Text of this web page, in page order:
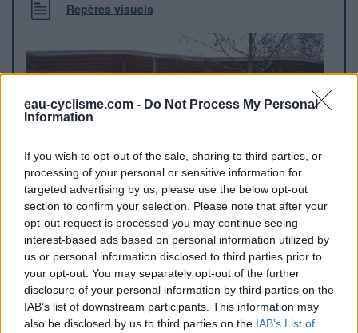
eau-cyclisme.com - Do Not Process My Personal
Information
If you wish to opt-out of the sale, sharing to third parties, or
processing of your personal or sensitive information for
targeted advertising by us, please use the below opt-out
section to confirm your selection. Please note that after your
opt-out request is processed you may continue seeing
interest-based ads based on personal information utilized by
us or personal information disclosed to third parties prior to
your opt-out. You may separately opt-out of the further
disclosure of your personal information by third parties on the
IAB’s list of downstream participants. This information may
also be disclosed by us to third parties on the IAB’s List of
Repères visuels